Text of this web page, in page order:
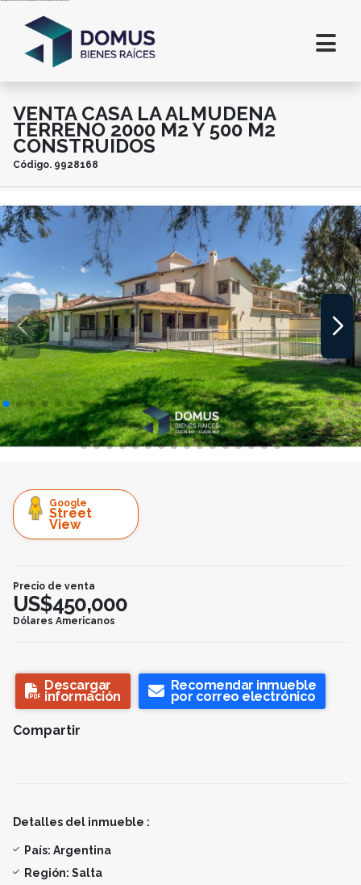
VENTA CASA LA ALMUDENA
TERRENO 2000 M2 Y 500 M2
CONSTRUIDOS
Código. 9928168
Google
Street
View
Precio de venta
US$450,000
Dólares Americanos
Descargar
información
Recomendar inmueble
por correo electrónico
Compartir
Detalles del inmueble :
País: Argentina
Región: Salta